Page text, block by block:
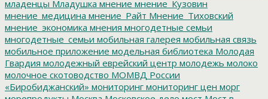
младенцы Младушка мнение мнение_Кузовин
мнение_медицина мнение_Райт Мнение_Тиховский
мнение_экономика мнения многодетные семьи
многодетные_семьи мобильная галерея мобильная связь
мобильное приложение модельная библиотека Молодая
Гвардия молодежный еврейский центр молодежь молоко
молочное скотоводство МОМВД России
«Биробиджанский» мониторинг мониторинг цен морг